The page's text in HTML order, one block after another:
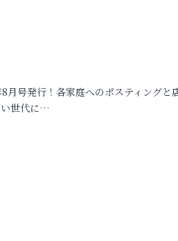
月号発行！各家庭へのポスティングと
い世代に…